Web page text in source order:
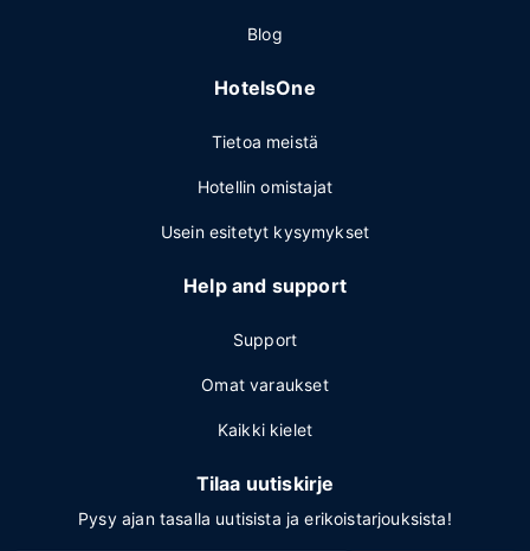
Blog
HotelsOne
Tietoa meistä
Hotellin omistajat
Usein esitetyt kysymykset
Help and support
Support
Omat varaukset
Kaikki kielet
Tilaa uutiskirje
Pysy ajan tasalla uutisista ja erikoistarjouksista!